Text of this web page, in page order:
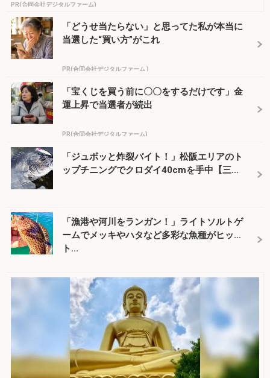
PR(合同会社デジタルファーム)
「どうせ当たらない」と思ってた私が本当に
当選した“買い方”がこれ
PR(合同会社デジタルファーム )
「宝くじを買う前に〇〇をするだけです」金
運上昇で当選者が続出
PR(合同会社デジタルファーム)
「ジュボッと炸裂バイト！」松阪エリアのト
ップチニングでクロダイ40cmを手中【三...
「漁港や河川をランガン！」ライトソルトゲ
ームでメッキやハタなど多彩な魚種がヒッ
ト...